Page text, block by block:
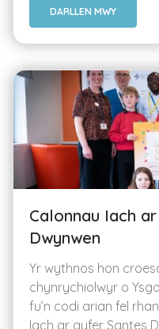
DARLLEN MWY
Calonnau Iach
Dwynwen
Yr wythnos hon
chynrychiolwyr o
fu’n codi arian fel
Iach ar gyfer Santes